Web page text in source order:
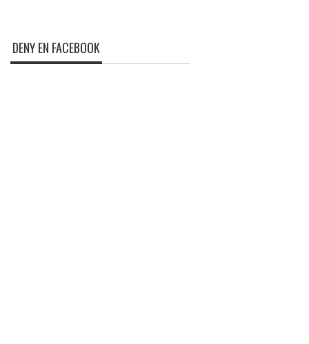
DENY EN FACEBOOK